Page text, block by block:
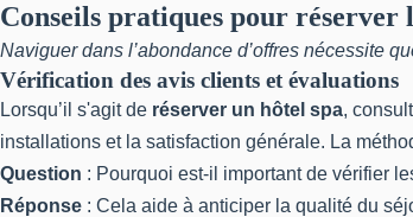
Conseils pratiques pour réserver
Naviguer dans l’abondance d’offres nécessite
Vérification des avis clients et évaluations
Lorsqu’il s'agit de réserver un hôtel spa,
installations et la satisfaction générale. La
Question : Pourquoi est-il important de vérifier
Réponse : Cela aide à anticiper la qualité du